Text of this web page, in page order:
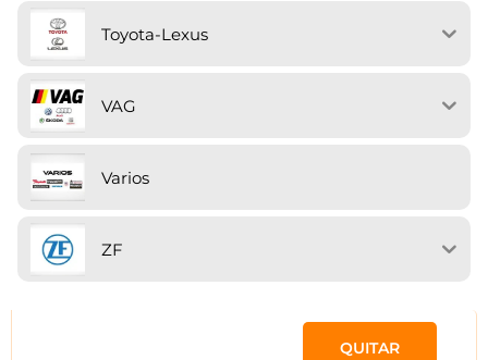
Toyota-Lexus
VAG
Varios
ZF
QUITAR